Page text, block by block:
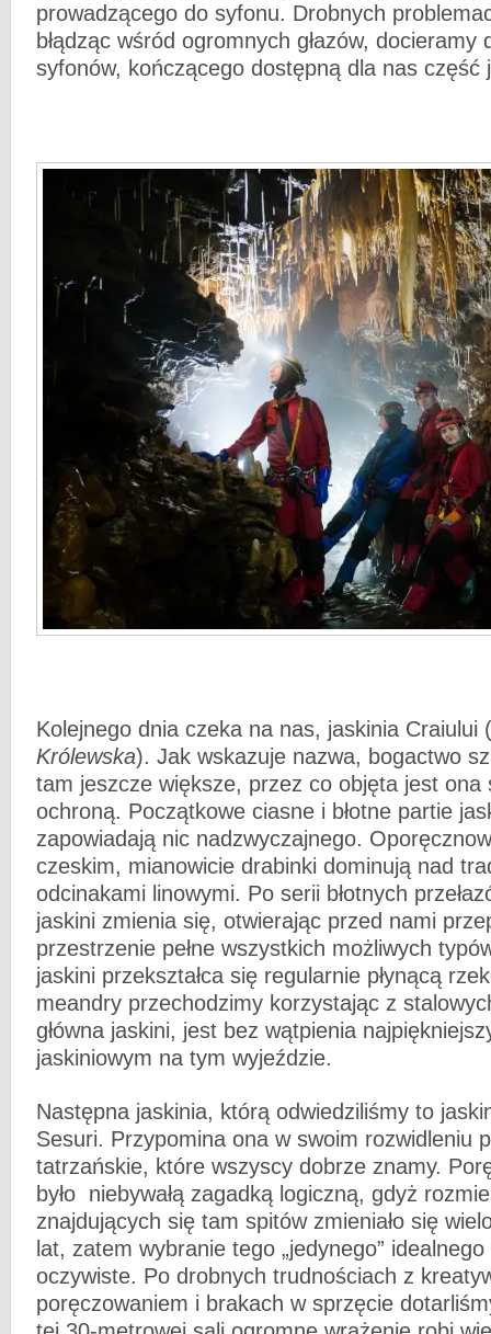
prowadzącego do syfonu. Drobnych
błądząc wśród ogromnych głazów, docieramy
syfonów, kończącego dostępną dla nas część
Kolejnego dnia czeka na nas, jaskinia Craiului (
Królewska). Jak wskazuje nazwa, bogactwo
tam jeszcze większe, przez co objęta jest ona
ochroną. Początkowe ciasne i błotne partie
zapowiadają nic nadzwyczajnego.
czeskim, mianowicie drabinki dominują nad
odcinakami linowymi. Po serii błotnych
jaskini zmienia się, otwierając przed nami
przestrzenie pełne wszystkich możliwych
jaskini przekształca się regularnie płynącą
meandry przechodzimy korzystając z
główna jaskini, jest bez wątpienia
jaskiniowym na tym wyjeździe.
Następna jaskinia, którą odwiedziliśmy to
Sesuri. Przypomina ona w swoim rozwidleniu
tatrzańskie, które wszyscy dobrze znamy.
było niebywałą zagadką logiczną, gdyż
znajdujących się tam spitów zmieniało się
lat, zatem wybranie tego „jedynego” idealnego
oczywiste. Po drobnych trudnościach z
poręczowaniem i brakach w sprzęcie